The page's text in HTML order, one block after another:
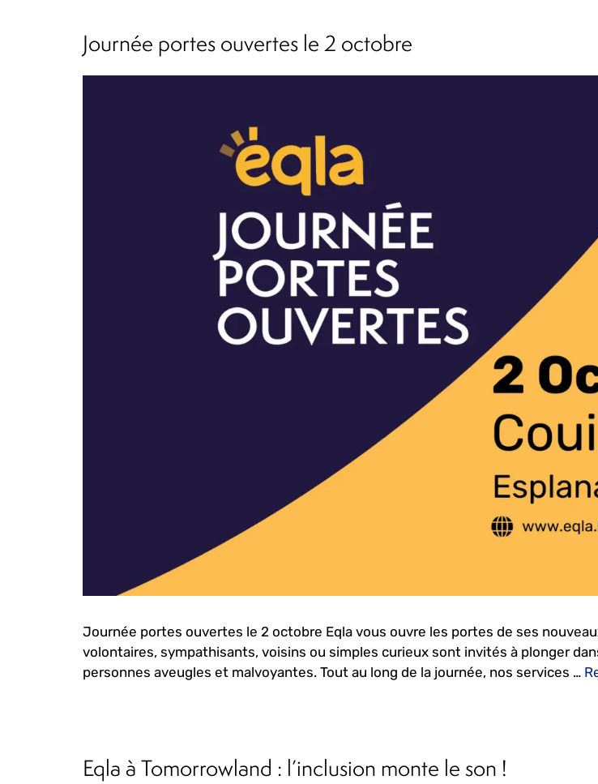
Journée portes ouvertes le 2 octobre
Journée portes ouvertes le 2 octobre Eqla vous ouvre les portes de ses
volontaires, sympathisants, voisins ou simples curieux sont invités à plonger
personnes aveugles et malvoyantes. Tout au long de la journée, nos services …
Eqla à Tomorrowland : l’inclusion monte le son !